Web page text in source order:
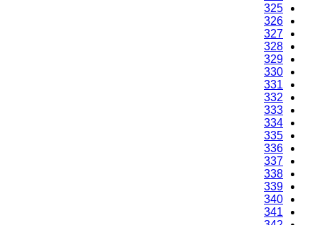
325
326
327
328
329
330
331
332
333
334
335
336
337
338
339
340
341